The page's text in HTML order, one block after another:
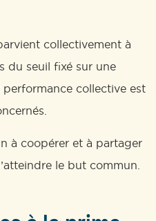
collectivement à
du seuil fixé sur une
collective est
à coopérer et à partager
le but commun.